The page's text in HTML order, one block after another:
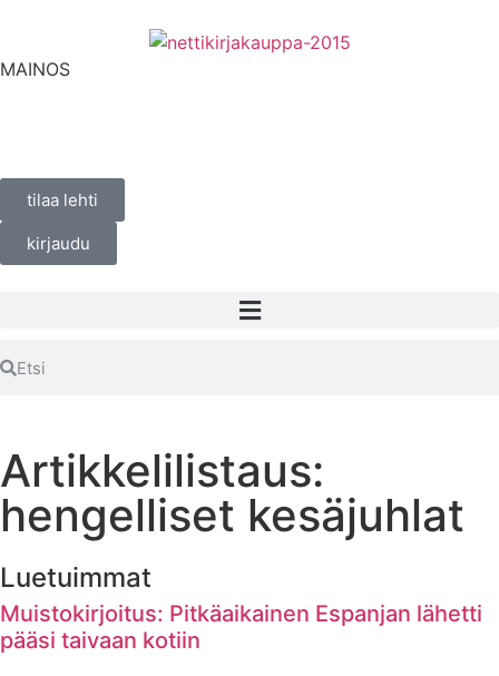
MAINOS
tilaa lehti
kirjaudu
Artikkelilistaus:
hengelliset kesäjuhlat
Luetuimmat
Muistokirjoitus: Pitkäaikainen Espanjan lähetti
pääsi taivaan kotiin